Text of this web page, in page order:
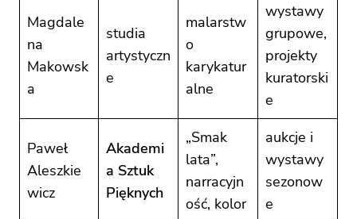
Magdale
na
Makowsk
a
studia
artystyczn
e
malarstw
o
karykatur
alne
wystawy
grupowe,
projekty
kuratorski
e
Paweł
Aleszkie
wicz
Akademi
a Sztuk
Pięknych
„Smak
lata”,
narracyjn
ość, kolor
aukcje i
wystawy
sezonow
e